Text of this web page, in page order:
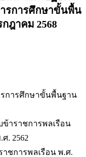
รการศึกษาขั้นพื้น
ฎาคม 2568
การศึกษาขั้นพื้นฐาน
าราชการพลเรือน
. 2562
ชการพลเรือน พ.ศ.